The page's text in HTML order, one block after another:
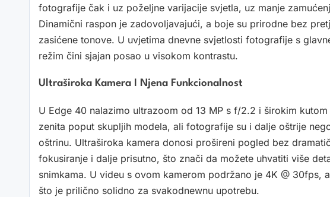
fotografije čak i uz poželjne varijacije svjetla, uz manje
Dinamični raspon je zadovoljavajući, a boje su prirodne bez
zasićene tonove. U uvjetima dnevne svjetlosti fotografije s
režim čini sjajan posao u visokom kontrastu.
Ultraširoka Kamera I Njena Funkcionalnost
U Edge 40 nalazimo ultrazoom od 13 MP s f/2.2 i širokim
zenita poput skupljih modela, ali fotografije su i dalje oštrije
oštrinu. Ultraširoka kamera donosi prošireni pogled bez
fokusiranje i dalje prisutno, što znači da možete uhvatiti više
snimkama. U videu s ovom kamerom podržano je 4K @ 30fps,
što je prilično solidno za svakodnewnu upotrebu.